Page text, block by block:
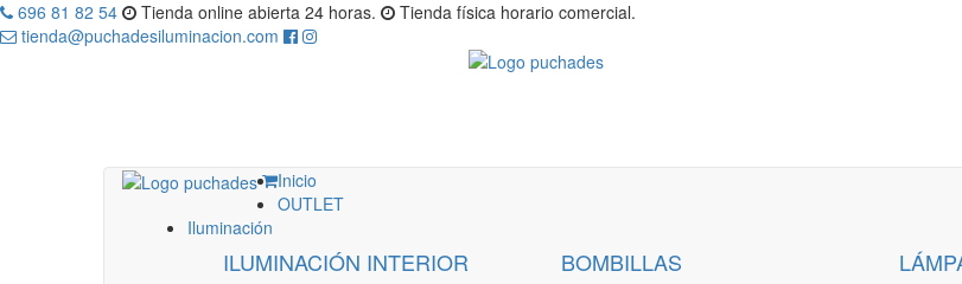
696 81 82 54 Tienda online abierta 24 horas.
Tienda física horario comercial.
tienda@puchadesiluminacion.com
Inicio
OUTLET
Iluminación
ILUMINACIÓN INTERIOR BOMBILLAS